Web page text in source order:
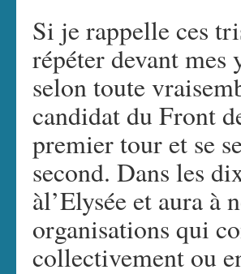
Si je rappelle ces
répéter devant
selon toute
candidat du Front
premier tour et se
second. Dans les
àl’Elysée et aura à
organisations qui
collectivement ou